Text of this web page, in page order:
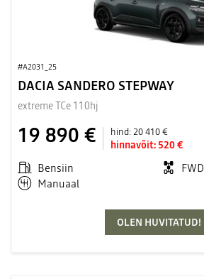
#A2031_25
DACIA SANDERO STEPWAY
extreme TCe 110hj
19 890 € hind:20 410 €
hinnavõit: 520 €
Bensiin
FWD
Manuaal
OLEN HUVITATUD!